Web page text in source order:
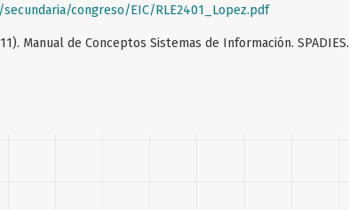
congreso/EIC/RLE2401_Lopez.pdf
Manual de Conceptos Sistemas de Información. SPADIES.